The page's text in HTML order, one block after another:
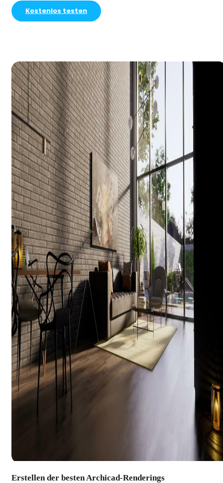
Kostenlos testen
Erstellen der besten Archicad-Renderings